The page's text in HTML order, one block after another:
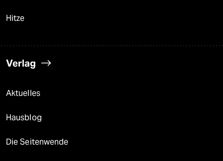
Hitze
Verlag
Aktuelles
Hausblog
Die Seitenwende